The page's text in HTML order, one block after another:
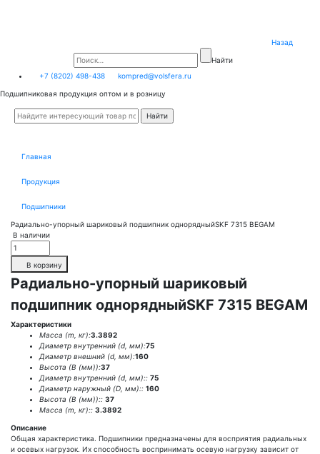
Назад
Найти
+7 (8202) 498-438
kompred@volsfera.ru
Подшипниковая продукция оптом и в розницу
Главная
Продукция
Подшипники
Радиально-упорный шариковый подшипник однорядныйSKF 7315 BEGAM
В наличии
В корзину
Радиально-упорный шариковый
подшипник однорядныйSKF 7315 BEGAM
Характеристики
Масса (m, кг):3.3892
Диаметр внутренний (d, мм):75
Диаметр внешний (d, мм):160
Высота (В (мм)):37
Диаметр внутренний (d, мм):: 75
Диаметр наружный (D, мм):: 160
Высота (В (мм)):: 37
Масса (m, кг):: 3.3892
Описание
Общая характеристика. Подшипники предназначены для восприятия радиальных
и осевых нагрузок. Их способность воспринимать осевую нагрузку зависит от